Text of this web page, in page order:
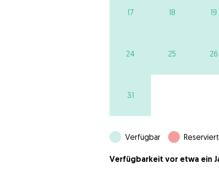
17 18 19
24 25 26
31
Verfügbar Reserviert
Verfügbarkeit vor etwa ein